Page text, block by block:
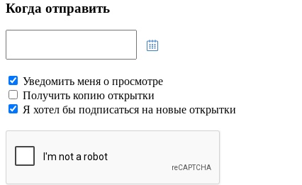
Когда отправить
Уведомить меня о просмотре
Получить копию открытки
Я хотел бы подписаться на новые открытки